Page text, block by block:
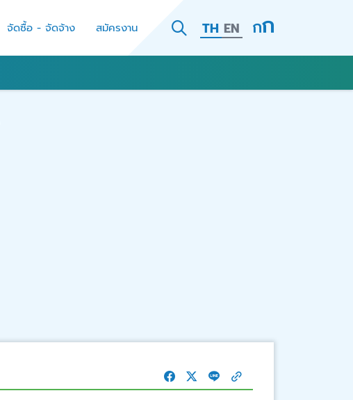
จัดซื้อ - จัดจ้าง สมัครงาน TH EN